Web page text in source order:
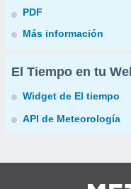
PDF
Más información
El Tiempo en tu
Widget de El tiempo
API de Meteorología